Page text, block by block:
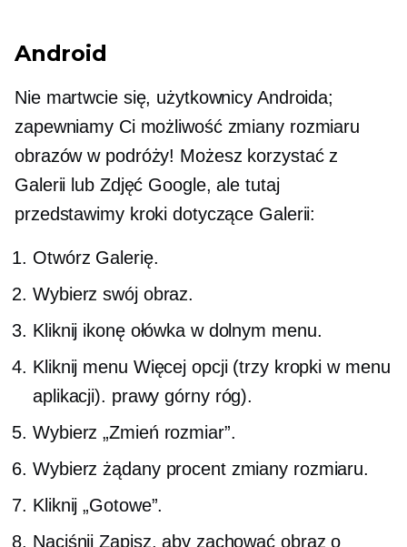
Android
Nie martwcie się, użytkownicy Androida;
zapewniamy Ci możliwość zmiany rozmiaru
obrazów w podróży! Możesz korzystać z
Galerii lub Zdjęć Google, ale tutaj
przedstawimy kroki dotyczące Galerii:
Otwórz Galerię.
Wybierz swój obraz.
Kliknij ikonę ołówka w dolnym menu.
Kliknij menu Więcej opcji (trzy kropki w menu
aplikacji). prawy górny róg).
Wybierz „Zmień rozmiar”.
Wybierz żądany procent zmiany rozmiaru.
Kliknij „Gotowe”.
Naciśnij Zapisz, aby zachować obraz o